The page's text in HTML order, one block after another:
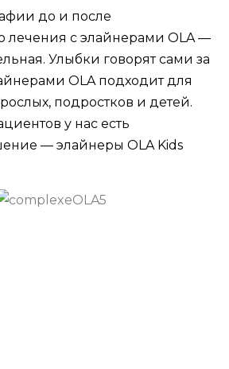
до и после
лечения с элайнерами OLA —
Улыбки говорят сами за
OLA подходит для
подростков и детей.
у нас есть
— элайнеры OLA Kids